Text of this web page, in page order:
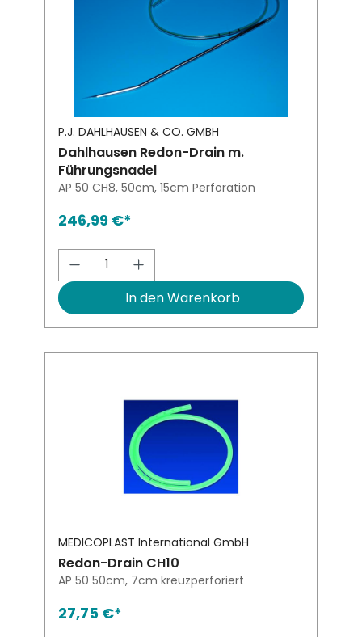
P.J. DAHLHAUSEN & CO. GMBH
Dahlhausen Redon-Drain m.
Führungsnadel
AP 50 CH8, 50cm, 15cm Perforation
246,99 €*
Produkt Anzahl: Gib den
In den Warenkorb
MEDICOPLAST International GmbH
Redon-Drain CH10
AP 50 50cm, 7cm kreuzperforiert
27,75 €*